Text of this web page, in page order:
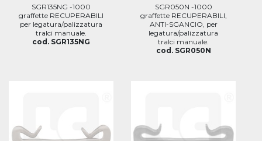
SGR135NG -1000
graffette RECUPERABILI
per legatura/palizzatura
tralci manuale.
cod. SGR135NG
SGR050N -1000
graffette RECUPERABILI,
ANTI-SGANCIO, per
legatura/palizzatura
tralci manuale.
cod. SGR050N